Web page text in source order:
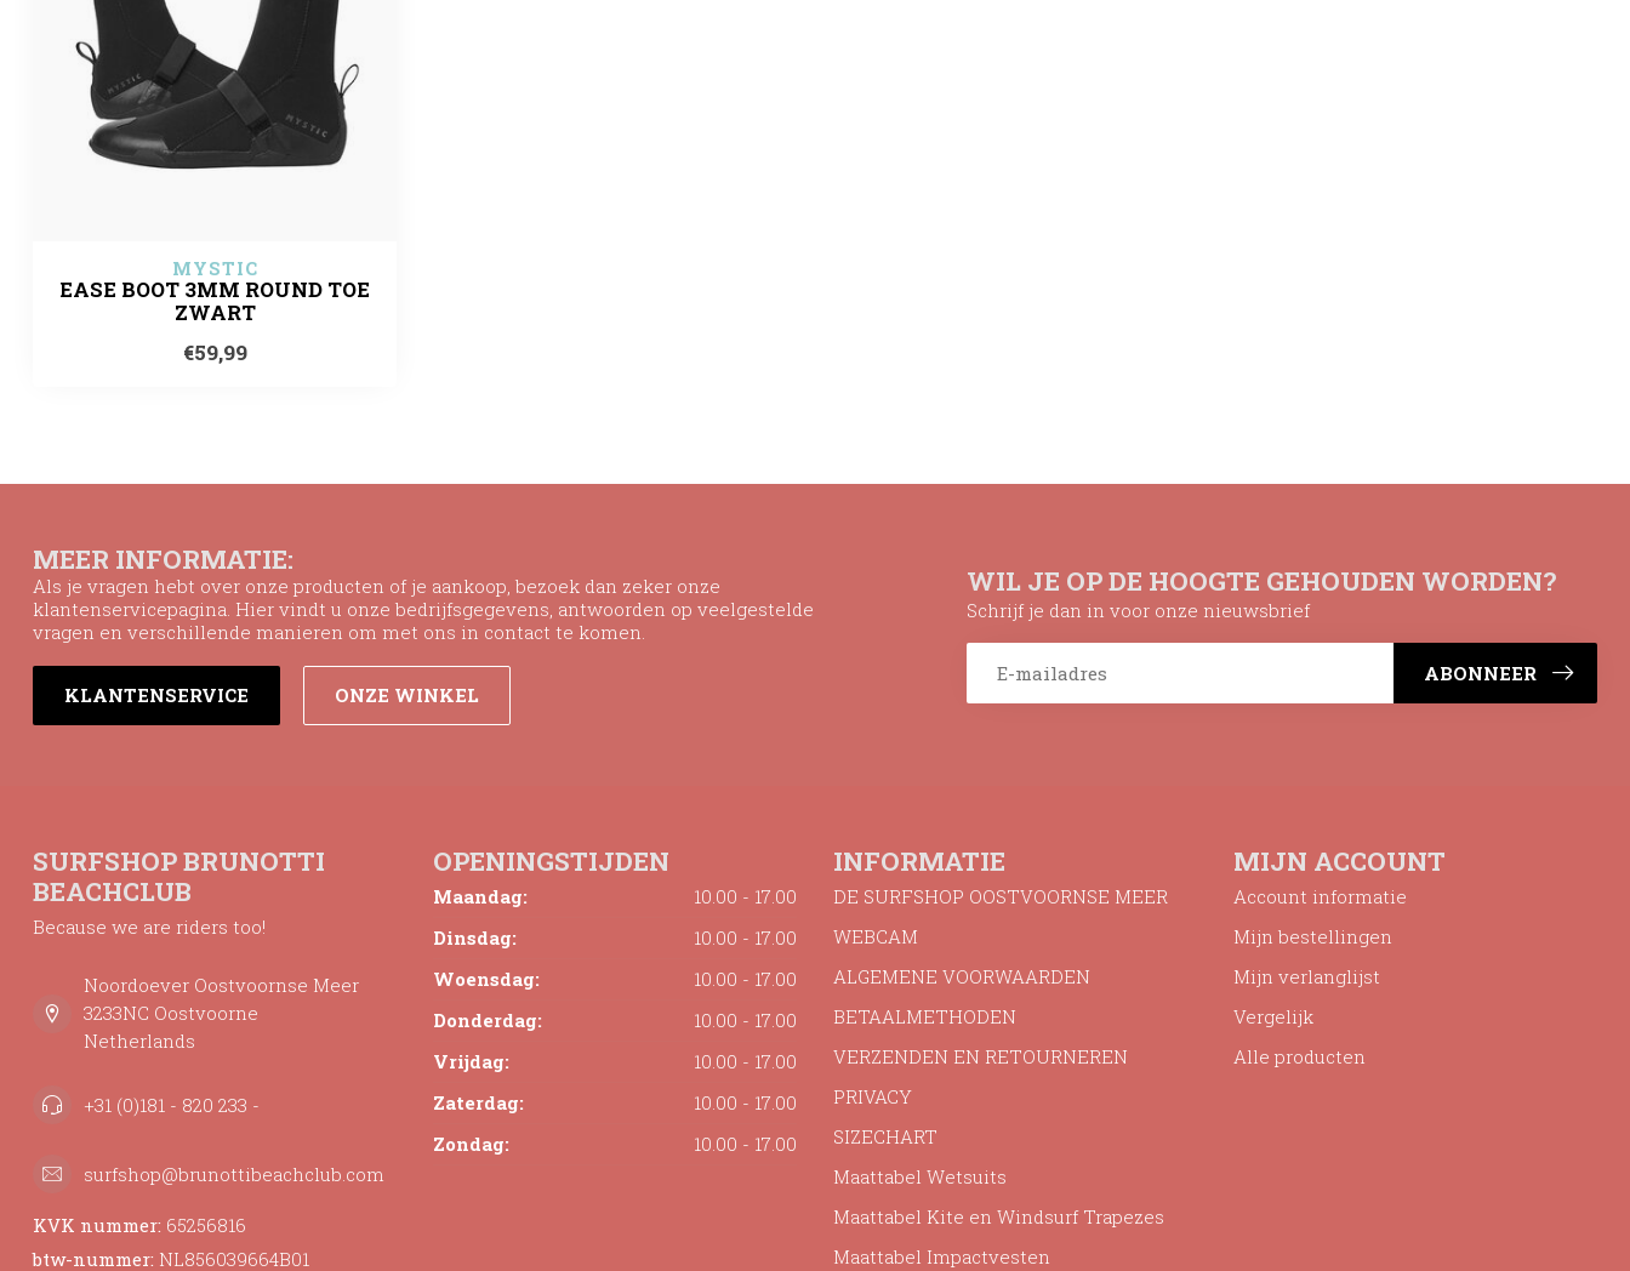
MYSTIC
EASE BOOT 3MM ROUND TOE
ZWART
€59,99
MEER INFORMATIE:
Als je vragen hebt over onze producten of je aankoop, bezoek dan zeker onze
klantenservicepagina. Hier vindt u onze bedrijfsgegevens, antwoorden op veelgestelde
vragen en verschillende manieren om met ons in contact te komen.
KLANTENSERVICE ONZE WINKEL
WIL JE OP DE HOOGTE GEHOUDEN WORDEN?
Schrijf je dan in voor onze nieuwsbrief
ABONNEER
SURFSHOP BRUNOTTI
BEACHCLUB
Because we are riders too!
Noordoever Oostvoornse Meer
3233NC Oostvoorne
Netherlands
+31 (0)181 - 820 233 -
surfshop@brunottibeachclub.com
KVK nummer: 65256816
btw-nummer: NL856039664B01
OPENINGSTIJDEN
Maandag:
10.00 - 17.00
Dinsdag:
10.00 - 17.00
Woensdag:
10.00 - 17.00
Donderdag:
10.00 - 17.00
Vrijdag:
10.00 - 17.00
Zaterdag:
10.00 - 17.00
Zondag:
10.00 - 17.00
INFORMATIE
DE SURFSHOP OOSTVOORNSE MEER
WEBCAM
ALGEMENE VOORWAARDEN
BETAALMETHODEN
VERZENDEN EN RETOURNEREN
PRIVACY
SIZECHART
Maattabel Wetsuits
Maattabel Kite en Windsurf Trapezes
Maattabel Impactvesten
MIJN ACCOUNT
Account informatie
Mijn bestellingen
Mijn verlanglijst
Vergelijk
Alle producten